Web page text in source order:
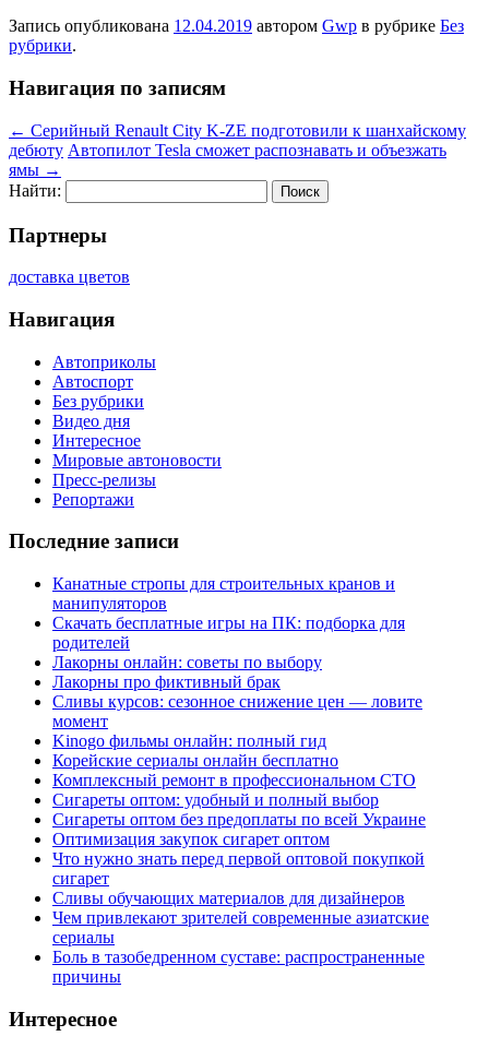
Запись опубликована 12.04.2019 автором Gwp в рубрике Без
рубрики.
Навигация по записям
← Серийный Renault City K-ZE подготовили к шанхайскому
дебюту Автопилот Tesla сможет распознавать и объезжать
ямы →
Найти:
Партнеры
доставка цветов
Навигация
Автоприколы
Автоспорт
Без рубрики
Видео дня
Интересное
Мировые автоновости
Пресс-релизы
Репортажи
Последние записи
Канатные стропы для строительных кранов и
манипуляторов
Скачать бесплатные игры на ПК: подборка для
родителей
Лакорны онлайн: советы по выбору
Лакорны про фиктивный брак
Сливы курсов: сезонное снижение цен — ловите
момент
Kinogo фильмы онлайн: полный гид
Корейские сериалы онлайн бесплатно
Комплексный ремонт в профессиональном СТО
Сигареты оптом: удобный и полный выбор
Сигареты оптом без предоплаты по всей Украине
Оптимизация закупок сигарет оптом
Что нужно знать перед первой оптовой покупкой
сигарет
Сливы обучающих материалов для дизайнеров
Чем привлекают зрителей современные азиатские
сериалы
Боль в тазобедренном суставе: распространенные
причины
Интересное